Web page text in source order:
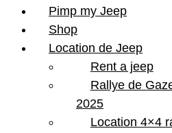
Pimp my Jeep
Shop
Location de Jeep
Rent a jeep
Rallye de
2025
Location 4×4